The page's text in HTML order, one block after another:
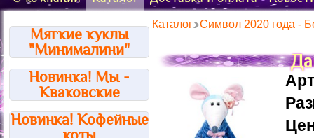
Мягкие куклы
"Минималини"
Новинка! Мы -
Кваковские
Новинка! Кофейные
Каталог Символ 2020 года -